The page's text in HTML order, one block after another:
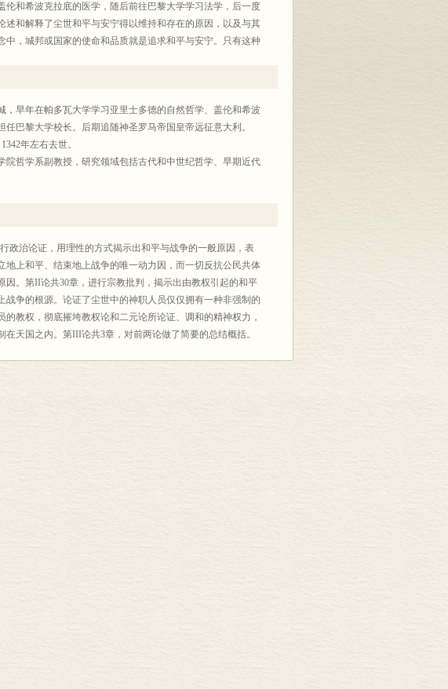
和希波克拉底的医学，随后前往巴黎大学学习法学，后一度
和解释了尘世和平与安宁得以维持和存在的原因，以及与其
，城邦或国家的使命和品质就是追求和平与安宁。只有这种
他们必将被剥夺这种充足的生活。本书具有中世纪哲学与思
滔滔论辩色彩”。作为距今近千年的欧洲中世纪作品，它既有
腊、罗马思想家的观念传承和回响。
早年在帕多瓦大学学习亚里士多德的自然哲学、盖伦和希波
巴黎大学校长。后期追随神圣罗马帝国皇帝远征意大利。
年左右去世。
哲学系副教授，研究领域包括古代和中世纪哲学、早期近代
政治论证，用理性的方式揭示出和平与战争的一般原因，表
上和平、结束地上战争的唯一动力因，而一切反抗公民共体
。第II论共30章，进行宗教批判，揭示出由教权引起的和平
争的根源。论证了尘世中的神职人员仅仅拥有一种非强制的
教权，彻底摧垮教权论和二元论所论证、调和的精神权力，
天国之内。第III论共3章，对前两论做了简要的总结概括。